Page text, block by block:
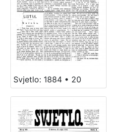
Svjetlo: 1884 • 20